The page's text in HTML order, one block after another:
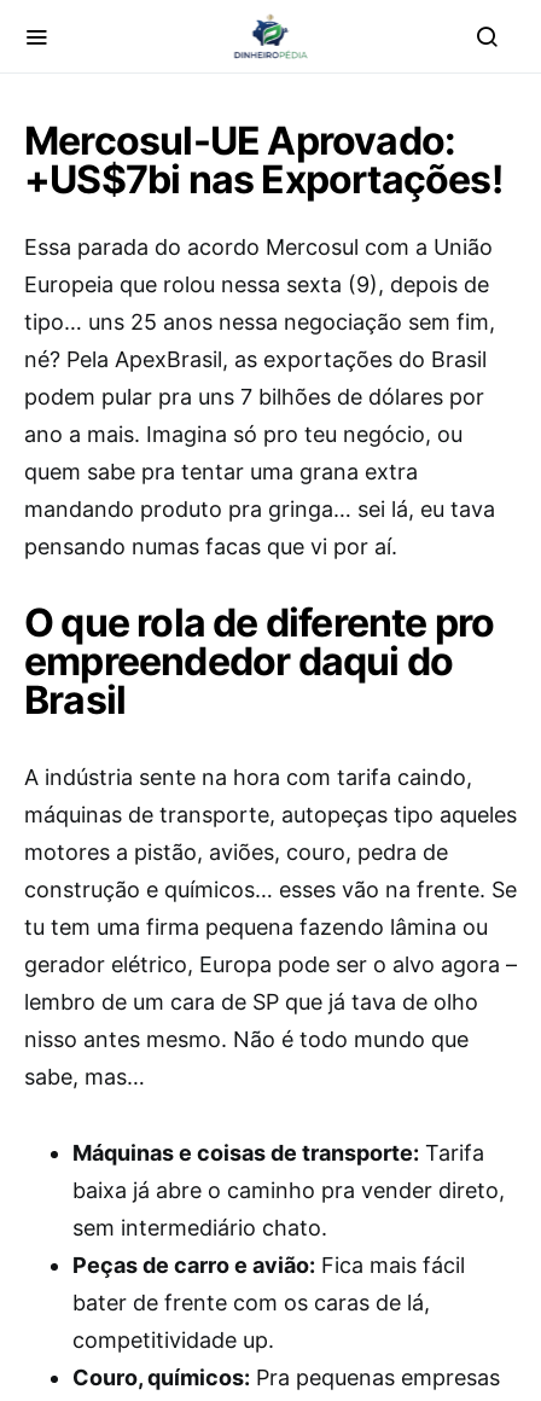
Mercosul-UE Aprovado:
+US$7bi nas Exportações!
Essa parada do acordo Mercosul com a União
Europeia que rolou nessa sexta (9), depois de
tipo… uns 25 anos nessa negociação sem fim,
né? Pela ApexBrasil, as exportações do Brasil
podem pular pra uns 7 bilhões de dólares por
ano a mais. Imagina só pro teu negócio, ou
quem sabe pra tentar uma grana extra
mandando produto pra gringa… sei lá, eu tava
pensando numas facas que vi por aí.
O que rola de diferente pro
empreendedor daqui do
Brasil
A indústria sente na hora com tarifa caindo,
máquinas de transporte, autopeças tipo aqueles
motores a pistão, aviões, couro, pedra de
construção e químicos… esses vão na frente. Se
tu tem uma firma pequena fazendo lâmina ou
gerador elétrico, Europa pode ser o alvo agora –
lembro de um cara de SP que já tava de olho
nisso antes mesmo. Não é todo mundo que
sabe, mas…
Máquinas e coisas de transporte: Tarifa
baixa já abre o caminho pra vender direto,
sem intermediário chato.
Peças de carro e avião: Fica mais fácil
bater de frente com os caras de lá,
competitividade up.
Couro, químicos: Pra pequenas empresas